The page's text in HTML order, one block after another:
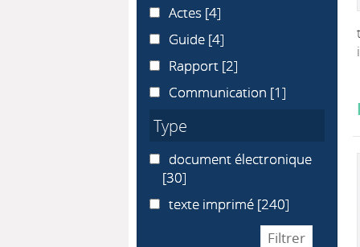
ActesActes [4]
GuideGuide [4]
Rapport
Rapport [2]
Communication
Communication [1]
Type
document électronique
document électronique
[30]
texte imprimé
texte imprimé [240]